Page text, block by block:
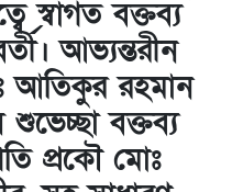
স্বাগত বক্তব্য
আভ্যন্তরীন
আতিকুর রহমান
বক্তব্য
প্রকৌ মোঃ